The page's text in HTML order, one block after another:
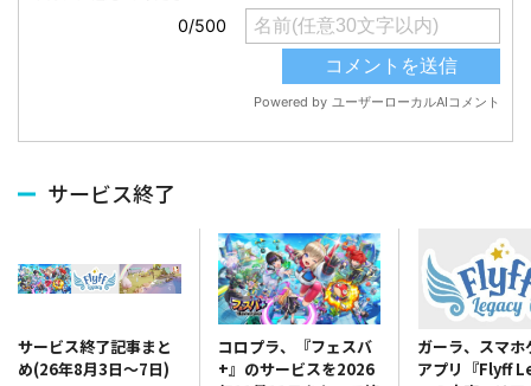
サービス終了
サービス終了記事まと
め(26年8月3日～7日)
コロプラ、『フェスバ
+』のサービスを2026
ガーラ、スマホ
アプリ『Flyff